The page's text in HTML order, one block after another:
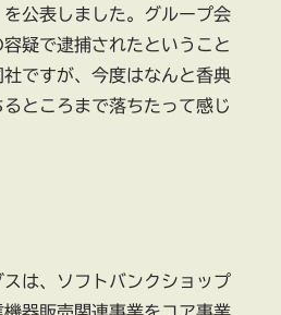
公表しました。グループ会
疑で逮捕されたということ
ですが、今度はなんと香典
ところまで落ちたって感じ
は、ソフトバンクショップ